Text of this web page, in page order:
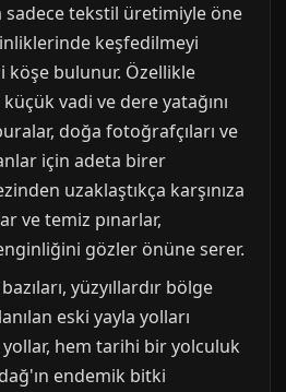
sadece tekstil üretimiyle öne
keşfedilmeyi
köşe bulunur. Özellikle
küçük vadi ve dere yatağını
doğa fotoğrafçıları ve
için adeta birer
uzaklaştıkça karşınıza
ve temiz pınarlar,
gözler önüne serer.
yüzyıllardır bölge
eski yayla yolları
yollar, hem tarihi bir yolculuk
endemik bitki